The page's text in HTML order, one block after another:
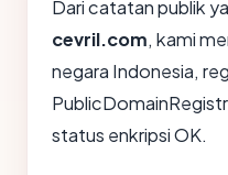
Dari catatan publik
cevril.com, kami
negara Indonesia,
status enkripsi OK.